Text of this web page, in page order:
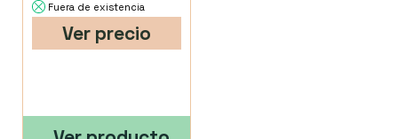
Fuera de existencia
Ver precio